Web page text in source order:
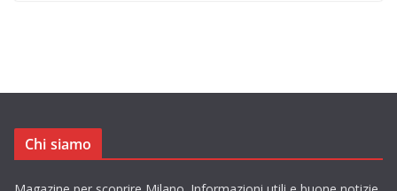
Chi siamo